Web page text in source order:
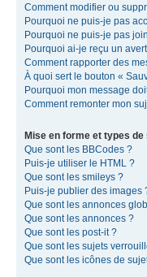
Comment modifier ou
Pourquoi ne puis-je pas
Pourquoi ne puis-je pas
Pourquoi ai-je reçu un
Comment rapporter des
À quoi sert le bouton «
Pourquoi mon message
Comment remonter mon
Mise en forme et types de
Que sont les BBCodes ?
Puis-je utiliser le HTML ?
Que sont les smileys ?
Puis-je publier des images
Que sont les annonces
Que sont les annonces ?
Que sont les post-it ?
Que sont les sujets
Que sont les icônes de